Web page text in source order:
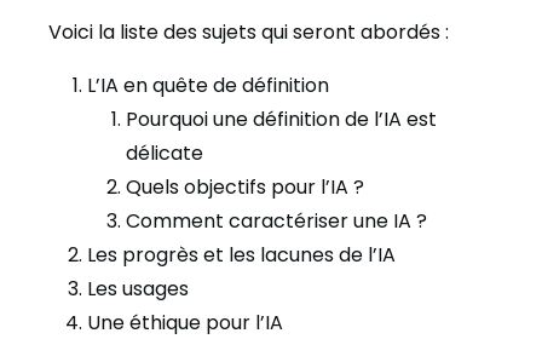
Voici la liste des sujets qui seront abordés :
L’IA en quête de définition
Pourquoi une définition de l’IA est
délicate
Quels objectifs pour l’IA ?
Comment caractériser une IA ?
Les progrès et les lacunes de l’IA
Les usages
Une éthique pour l’IA